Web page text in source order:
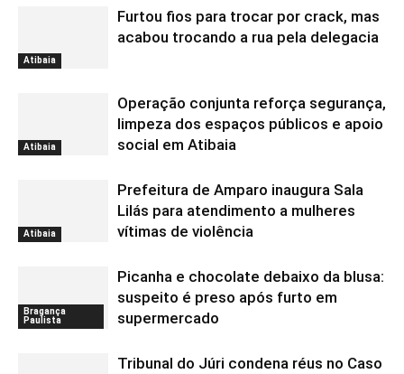
Atibaia
Furtou fios para trocar por crack, mas
acabou trocando a rua pela delegacia
Atibaia
Operação conjunta reforça segurança,
limpeza dos espaços públicos e apoio
social em Atibaia
Atibaia
Prefeitura de Amparo inaugura Sala
Lilás para atendimento a mulheres
vítimas de violência
Bragança
Paulista
Picanha e chocolate debaixo da blusa:
suspeito é preso após furto em
supermercado
Tribunal do Júri condena réus no Caso